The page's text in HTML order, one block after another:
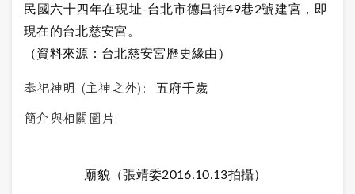
民國六十四年在現址-台北市德昌街49巷2號建宮，即
現在的台北慈安宮。
（資料來源：台北慈安宮歷史緣由）
奉祀神明 (主神之外): 五府千歲
簡介與相關圖片:
廟貌（張靖委2016.10.13拍攝）